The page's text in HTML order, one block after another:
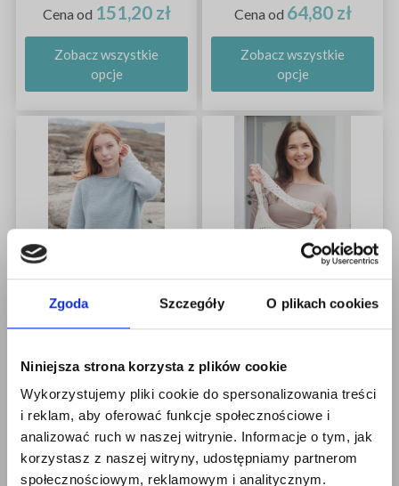
Zgoda Szczegóły O plikach cookies
Niniejsza strona korzysta z plików cookie
Wykorzystujemy pliki cookie do spersonalizowania treści
i reklam, aby oferować funkcje społecznościowe i
analizować ruch w naszej witrynie. Informacje o tym, jak
korzystasz z naszej witryny, udostępniamy partnerom
społecznościowym, reklamowym i analitycznym.
Cena od 151,20 zł
Zobacz wszystkie
opcje
Cena od 64,80 zł
Zobacz wszystkie
opcje
263-33 SEAFOAM
BY DROPS DESIGN
Cena od134,10 zł
Zobacz wszystkie
256-11 FROSTED
DESIGN
26,97 zł